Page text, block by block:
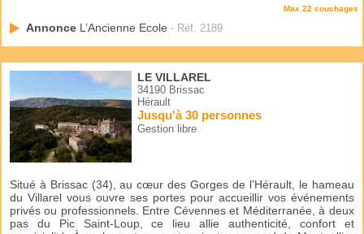
Max 22 couchages
Annonce L’Ancienne Ecole - Réf. 2189
LE VILLAREL
34190 Brissac
Hérault
Jusqu'à 30 personnes
Gestion libre
Situé à Brissac (34), au cœur des Gorges de l’Hérault, le hameau
du Villarel vous ouvre ses portes pour accueillir vos événements
privés ou professionnels. Entre Cévennes et Méditerranée, à deux
pas du Pic Saint-Loup, ce lieu allie authenticité, confort et